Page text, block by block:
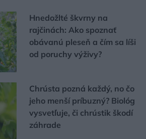
Hnedožlté škvrny na
rajčinách: Ako spoznať
obávanú pleseň a čím sa líši
od poruchy výživy?
Chrústa pozná každý, no čo
jeho menší príbuzný? Biológ
vysvetľuje, či chrústik škodí
záhrade